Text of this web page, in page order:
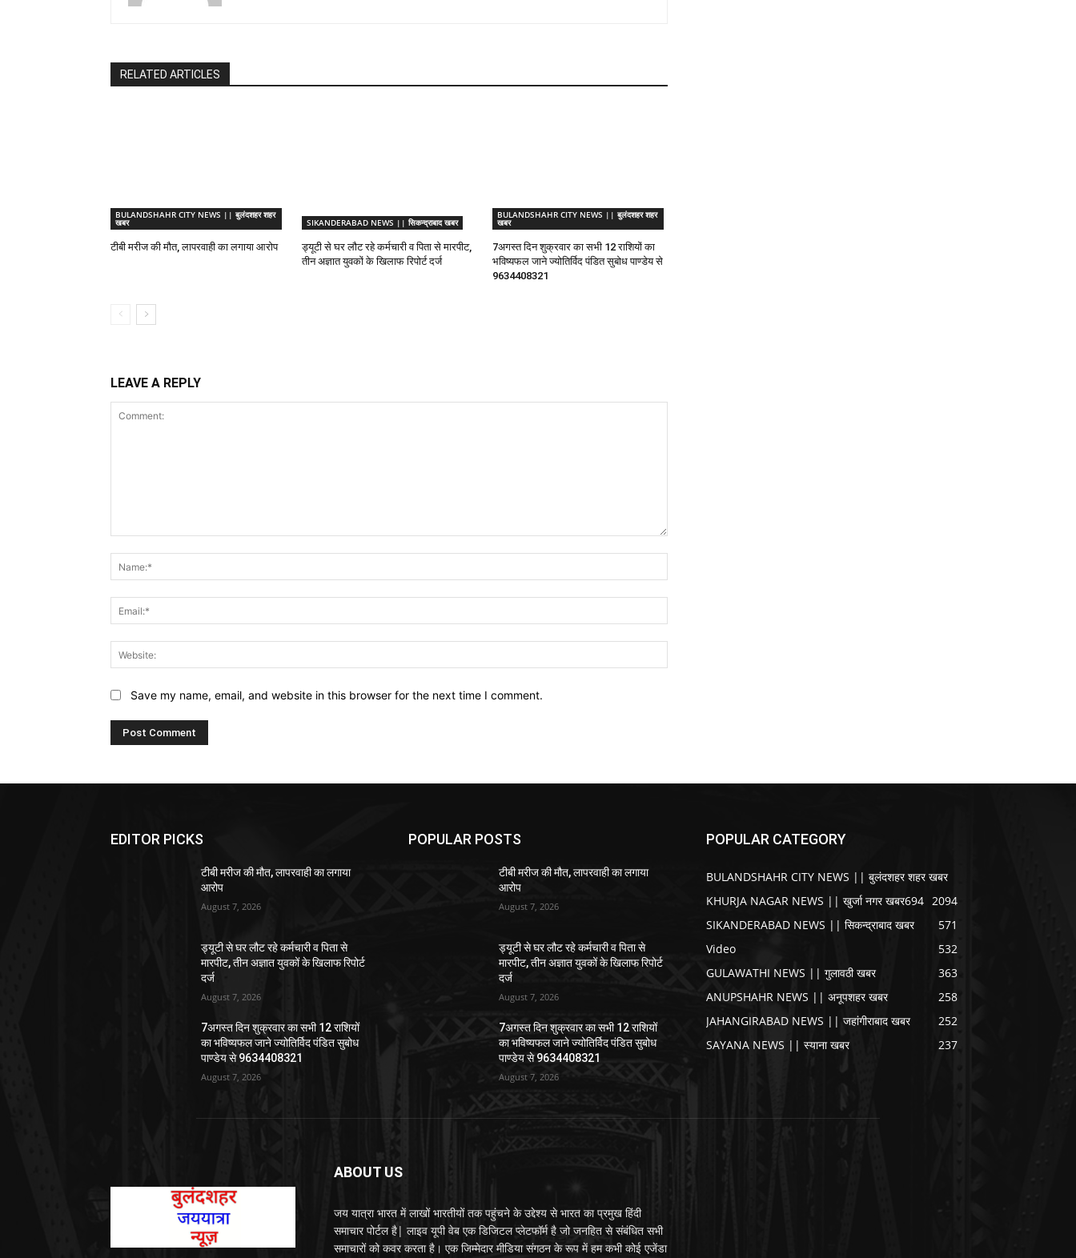
RELATED ARTICLES
BULANDSHAHR CITY NEWS || बुलंदशहर शहर
खबर
टीबी मरीज की मौत, लापरवाही का लगाया आरोप
SIKANDERABAD NEWS || सिकन्द्राबाद खबर
ड्यूटी से घर लौट रहे कर्मचारी व पिता से मारपीट,
तीन अज्ञात युवकों के खिलाफ रिपोर्ट दर्ज
BULANDSHAHR CITY NEWS || बुलंदशहर शहर
खबर
7अगस्त दिन शुक्रवार का सभी 12 राशियों का
भविष्यफल जाने ज्योतिर्विद पंडित सुबोध पाण्डेय से
9634408321
LEAVE A REPLY
Save my name, email, and website in this browser for the next time I comment.
EDITOR PICKS
टीबी मरीज की मौत, लापरवाही का लगाया
आरोप
August 7, 2026
ड्यूटी से घर लौट रहे कर्मचारी व पिता से
मारपीट, तीन अज्ञात युवकों के खिलाफ रिपोर्ट
दर्ज
August 7, 2026
7अगस्त दिन शुक्रवार का सभी 12 राशियों
का भविष्यफल जाने ज्योतिर्विद पंडित सुबोध
पाण्डेय से 9634408321
August 7, 2026
POPULAR POSTS
टीबी मरीज की मौत, लापरवाही का लगाया
आरोप
August 7, 2026
ड्यूटी से घर लौट रहे कर्मचारी व पिता से
मारपीट, तीन अज्ञात युवकों के खिलाफ रिपोर्ट
दर्ज
August 7, 2026
7अगस्त दिन शुक्रवार का सभी 12 राशियों
का भविष्यफल जाने ज्योतिर्विद पंडित सुबोध
पाण्डेय से 9634408321
August 7, 2026
POPULAR CATEGORY
BULANDSHAHR CITY NEWS || बुलंदशहर शहर खबर
2094
KHURJA NAGAR NEWS || खुर्जा नगर खबर694
SIKANDERABAD NEWS || सिकन्द्राबाद खबर
571
Video
532
GULAWATHI NEWS || गुलावठी खबर
363
ANUPSHAHR NEWS || अनूपशहर खबर
258
JAHANGIRABAD NEWS || जहांगीराबाद खबर
252
SAYANA NEWS || स्याना खबर
237
ABOUT US
जय यात्रा भारत में लाखों भारतीयों तक पहुंचने के उद्देश्य से भारत का प्रमुख हिंदी
समाचार पोर्टल है| लाइव यूपी वेब एक डिजिटल प्लेटफॉर्म है जो जनहित से संबंधित सभी
समाचारों को कवर करता है। एक जिम्मेदार मीडिया संगठन के रूप में हम कभी कोई एजेंडा